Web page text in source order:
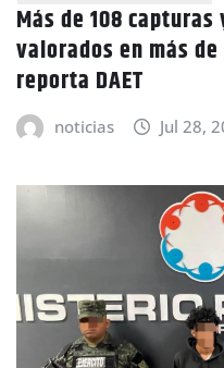
Más de 108
valorados en más
reporta DAET
noticias Jul 28,